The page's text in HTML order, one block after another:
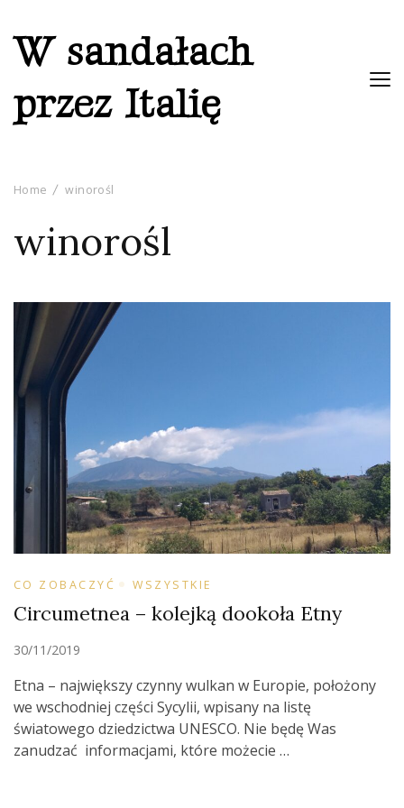
W sandałach
przez Italię
Home winorośl
winorośl
CO ZOBACZYĆ WSZYSTKIE
Circumetnea – kolejką dookoła Etny
30/11/2019
Etna – największy czynny wulkan w Europie, położony
we wschodniej części Sycylii, wpisany na listę
światowego dziedzictwa UNESCO. Nie będę Was
zanudzać informacjami, które możecie …